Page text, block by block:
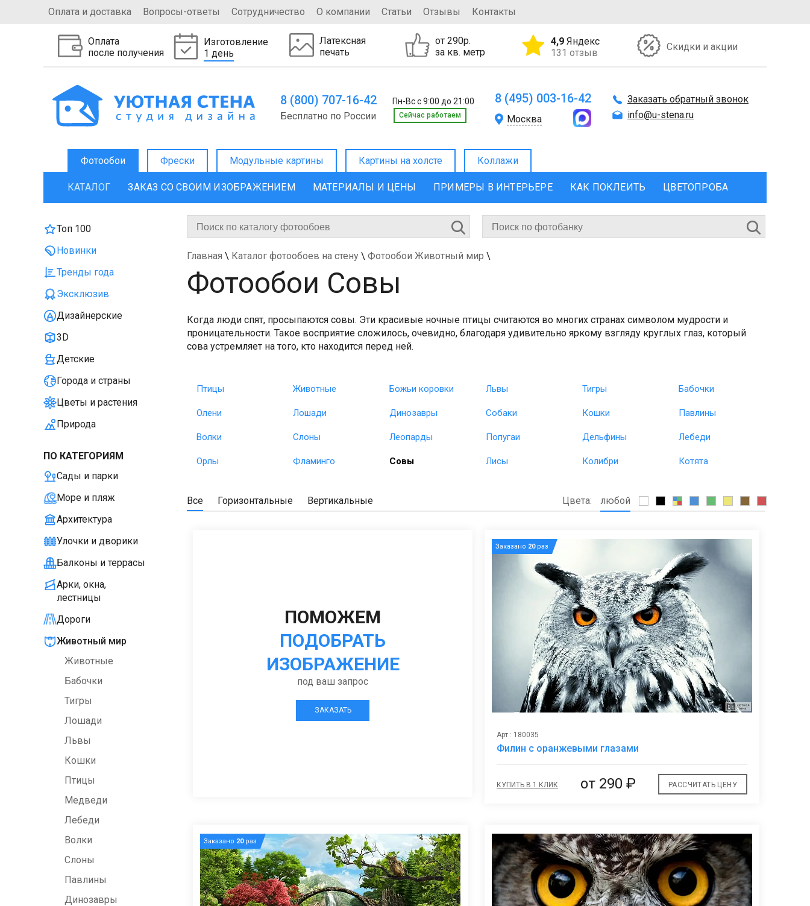
Оплата и доставка Вопросы-ответы Сотрудничество О компании Статьи Отзывы Контакты
Оплата
после получения
Изготовление
1 день
Латексная
печать
от 290р.
за кв. метр
4,9 Яндекс
131 отзыв
Скидки и акции
8 (800) 707-16-42 Пн-Вс с 9:00 до 21:00
Бесплатно по России Cейчас работаем
8 (495) 003-16-42
Москва
Заказать обратный звонок
info@u-stena.ru
Фотообои Фрески Модульные картины Картины на холсте Коллажи
КАТАЛОГ ЗАКАЗ СО СВОИМ ИЗОБРАЖЕНИЕМ МАТЕРИАЛЫ И ЦЕНЫ ПРИМЕРЫ В ИНТЕРЬЕРЕ КАК ПОКЛЕИТЬ ЦВЕТОПРОБА
Топ 100
Новинки
Тренды года
Эксклюзив
Дизайнерские
3D
Детские
Города и страны
Цветы и растения
Природа
ПО КАТЕГОРИЯМ
Сады и парки
Море и пляж
Архитектура
Улочки и дворики
Балконы и террасы
Арки, окна,
лестницы
Дороги
Животный мир
Животные
Бабочки
Тигры
Лошади
Львы
Кошки
Птицы
Медведи
Лебеди
Волки
Слоны
Павлины
Динозавры
Главная \ Каталог фотообоев на стену \ Фотообои Животный мир \
Фотообои Совы
Когда люди спят, просыпаются совы. Эти красивые ночные птицы считаются во многих странах символом мудрости и
проницательности. Такое восприятие сложилось, очевидно, благодаря удивительно яркому взгляду круглых глаз, который
сова устремляет на того, кто находится перед ней.
Птицы Животные Божьи коровки Львы Тигры Бабочки
Олени Лошади Динозавры Собаки Кошки Павлины
Волки Слоны Леопарды Попугаи Дельфины Лебеди
Орлы Фламинго Совы Лисы Колибри Котята
Все Горизонтальные Вертикальные Цвета: любой
ПОМОЖЕМ
ПОДОБРАТЬ
ИЗОБРАЖЕНИЕ
под ваш запрос
ЗАКАЗАТЬ
Заказано 20раз
Арт.: 180035
Филин с оранжевыми глазами
КУПИТЬ В 1 КЛИК от 290 ₽ РАССЧИТАТЬ ЦЕНУ
Заказано 20раз